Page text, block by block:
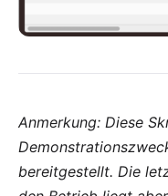
Anmerkung: Diese
bereitgestellt. Die